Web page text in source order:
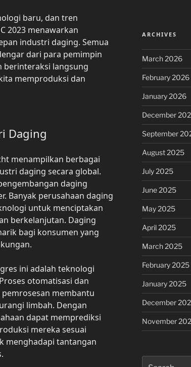
baru, dan tren
2023 menawarkan
industri daging. Semua
dari para pemimpin
berinteraksi langsung
memproduksi dan
Daging
menampilkan berbagai
daging secara global.
daging
Banyak perusahaan daging
untuk menciptakan
berkelanjutan. Daging
bagi konsumen yang
ini adalah teknologi
otomatisasi dan
membantu
limbah. Dengan
dapat memprediksi
mereka sesuai
menghadapi tantangan
ARCHIVES
March 2026
February 2026
January 2026
December
September
August 2025
July 2025
June 2025
May 2025
April 2025
March 2025
February 2025
January 2025
December
November